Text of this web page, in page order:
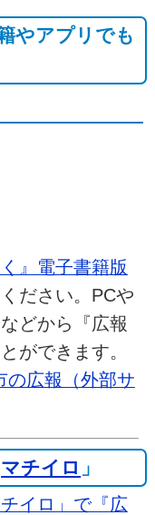
やアプリでも
』電子書籍版
ださい。PCや
どから『広報
ができます。
の広報（外部サ
マチイロ 」
イロ」で『広